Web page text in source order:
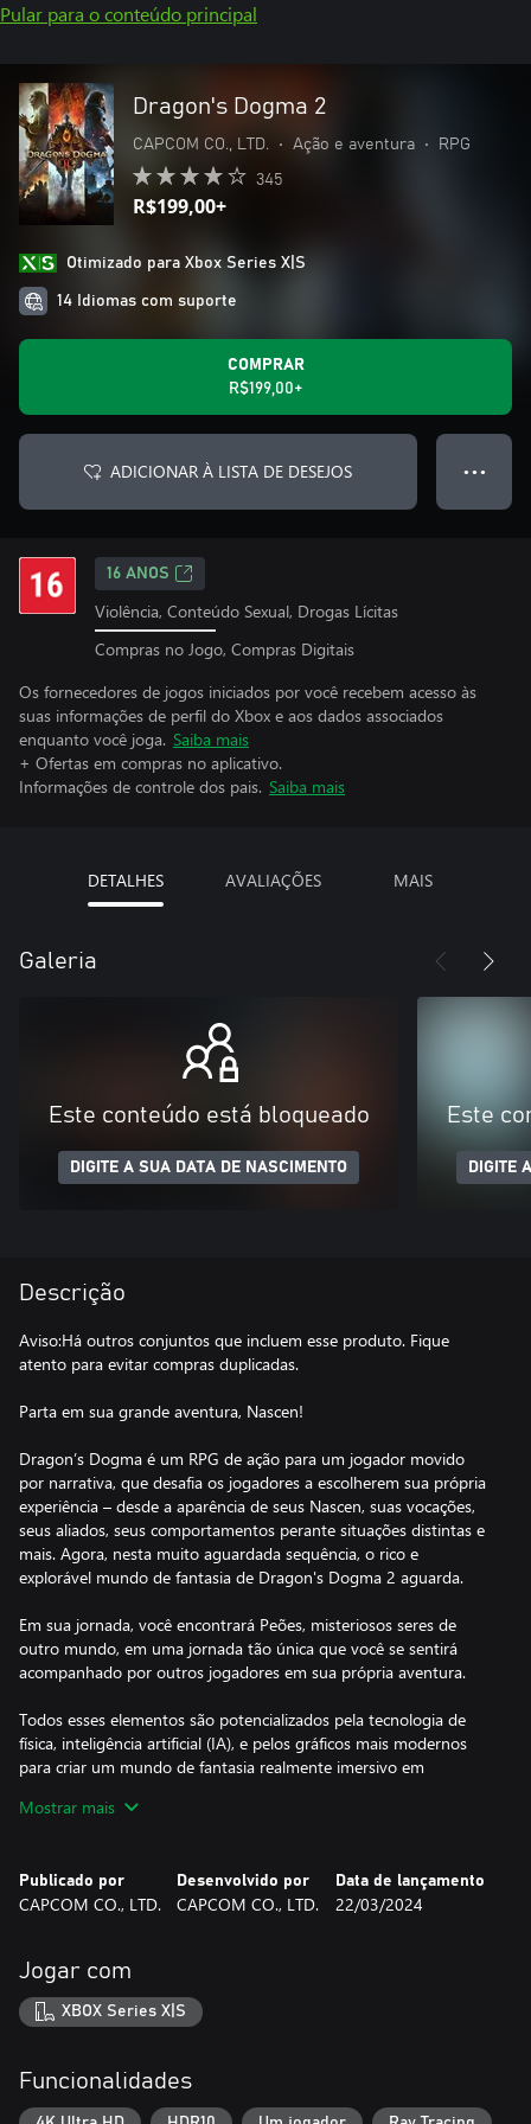
Pular para o conteúdo principal
Dragon's Dogma 2
CAPCOM CO., LTD. • Ação e aventura • RPG
345
R$199,00+
Otimizado para Xbox Series X|S
14 Idiomas com suporte
COMPRAR
R$199,00+
ADICIONAR À LISTA DE DESEJOS ● ● ●
16 ANOS
Violência, Conteúdo Sexual, Drogas Lícitas
Compras no Jogo, Compras Digitais
Os fornecedores de jogos iniciados por você recebem acesso às
suas informações de perfil do Xbox e aos dados associados
enquanto você joga. Saiba mais
+ Ofertas em compras no aplicativo.
Informações de controle dos pais. Saiba mais
DETALHES AVALIAÇÕES MAIS
Galeria
Este conteúdo está bloqueado
DIGITE A SUA DATA DE NASCIMENTO
Este
DIGITE
Descrição
Aviso:Há outros conjuntos que incluem esse produto. Fique
atento para evitar compras duplicadas.
Parta em sua grande aventura, Nascen!
Dragon’s Dogma é um RPG de ação para um jogador movido
por narrativa, que desafia os jogadores a escolherem sua própria
experiência – desde a aparência de seus Nascen, suas vocações,
seus aliados, seus comportamentos perante situações distintas e
mais. Agora, nesta muito aguardada sequência, o rico e
explorável mundo de fantasia de Dragon's Dogma 2 aguarda.
Em sua jornada, você encontrará Peões, misteriosos seres de
outro mundo, em uma jornada tão única que você se sentirá
acompanhado por outros jogadores em sua própria aventura.
Todos esses elementos são potencializados pela tecnologia de
física, inteligência artificial (IA), e pelos gráficos mais modernos
para criar um mundo de fantasia realmente imersivo em
*Ray tracing não é suportado no XBOX Series S.
DRAGON'S DOGMA is a trademark and/or registered trademark
of CAPCOM CO., LTD. and/or its subsidiaries in the U.S. and/or
other countries.
Mostrar mais
Publicado por
CAPCOM CO., LTD.
Desenvolvido por
CAPCOM CO., LTD.
Data de lançamento
22/03/2024
Jogar com
XBOX Series X|S
Funcionalidades